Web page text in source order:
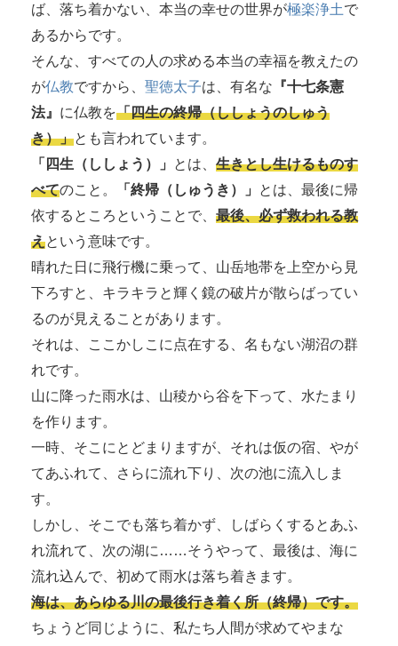
ば、落ち着かない、本当の幸せの世界が極楽浄土で
あるからです。
そんな、すべての人の求める本当の幸福を教えたの
が仏教ですから、 聖徳太子は、有名な 『十七条憲
法』 に仏教を「四生の終帰（ししょうのしゅう
き）」とも言われています。
「四生（ししょう）」
とは、 生きとし生けるものす
べてのこと。 「終帰（しゅうき）」
とは、最後に帰
依するところということで、 最後、必ず救われる教
えという意味です。
晴れた日に飛行機に乗って、山岳地帯を上空から見
下ろすと、キラキラと輝く鏡の破片が散らばってい
るのが見えることがあります。
それは、ここかしこに点在する、名もない湖沼の群
れです。
山に降った雨水は、山稜から谷を下って、水たまり
を作ります。
一時、そこにとどまりますが、それは仮の宿、やが
てあふれて、さらに流れ下り、次の池に流入しま
す。
しかし、そこでも落ち着かず、しばらくするとあふ
れ流れて、次の湖に……そうやって、最後は、海に
流れ込んで、初めて雨水は落ち着きます。
海は、あらゆる川の最後行き着く所（終帰）です。
ちょうど同じように、私たち人間が求めてやまな